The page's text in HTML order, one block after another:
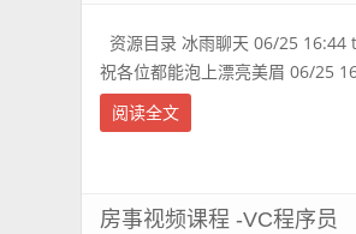
资源目录 冰雨聊天 06/25
祝各位都能泡上漂亮美眉 06/25
阅读全文
房事视频课程 -VC程序员